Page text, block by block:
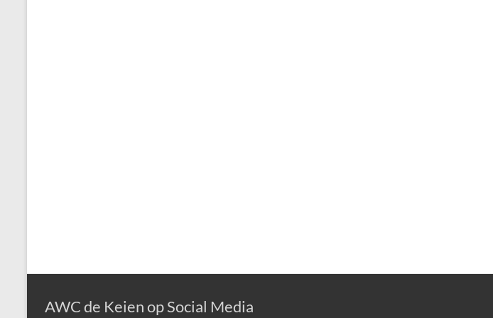
AWC de Keien op Social Media